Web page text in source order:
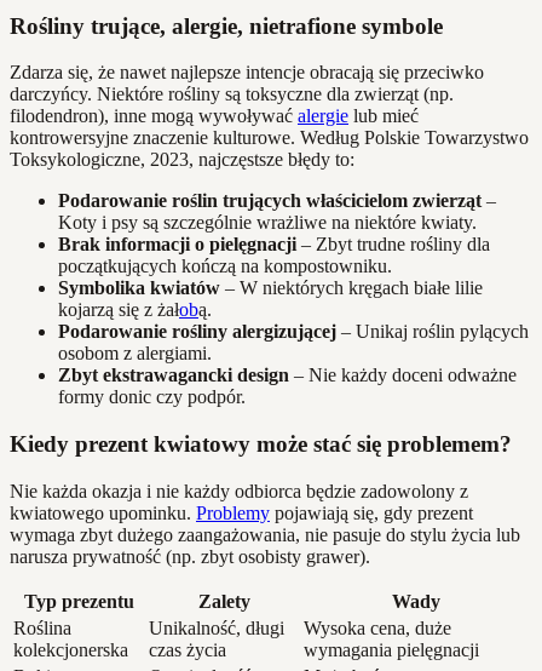
Rośliny trujące, alergie, nietrafione symbole
Zdarza się, że nawet najlepsze intencje obracają się przeciwko
darczyńcy. Niektóre rośliny są toksyczne dla zwierząt (np.
filodendron), inne mogą wywoływać alergie lub mieć
kontrowersyjne znaczenie kulturowe. Według Polskie Towarzystwo
Toksykologiczne, 2023, najczęstsze błędy to:
Podarowanie roślin trujących właścicielom zwierząt–
Koty i psy są szczególnie wrażliwe na niektóre kwiaty.
Brak informacji o pielęgnacji– Zbyt trudne rośliny dla
początkujących kończą na kompostowniku.
Symbolika kwiatów – W niektórych kręgach białe lilie
kojarzą się z żałobą.
Podarowanie rośliny alergizującej – Unikaj roślin pylących
osobom z alergiami.
Zbyt ekstrawagancki design – Nie każdy doceni odważne
formy donic czy podpór.
Kiedy prezent kwiatowy może stać się problemem?
Nie każda okazja i nie każdy odbiorca będzie zadowolony z
kwiatowego upominku. Problemy pojawiają się, gdy prezent
wymaga zbyt dużego zaangażowania, nie pasuje do stylu życia lub
narusza prywatność (np. zbyt osobisty grawer).
Typ prezentu Zalety
Wady
Roślina
kolekcjonerska
Unikalność, długi
czas życia
Wysoka cena, duże
wymagania pielęgnacji